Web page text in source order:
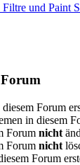
und Paint
Forum
in diesem
Forum nicht
Forum nicht
Forum